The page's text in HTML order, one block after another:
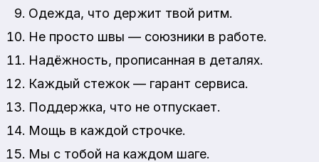
Одежда, что держит твой ритм.
Не просто швы — союзники в работе.
Надёжность, прописанная в деталях.
Каждый стежок — гарант сервиса.
Поддержка, что не отпускает.
Мощь в каждой строчке.
Мы с тобой на каждом шаге.